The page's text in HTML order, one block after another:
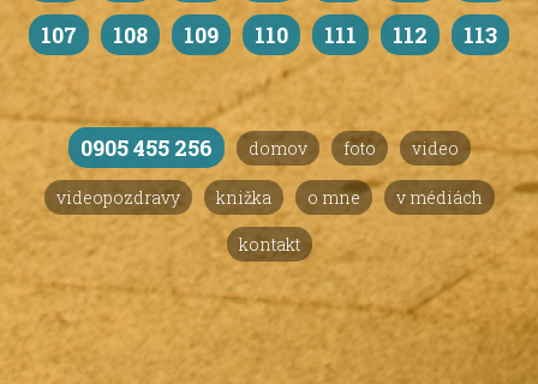
107
108 109 110 111 112 113
0905 455 256 domov foto video
videopozdravy knižka o mne v médiách
kontakt